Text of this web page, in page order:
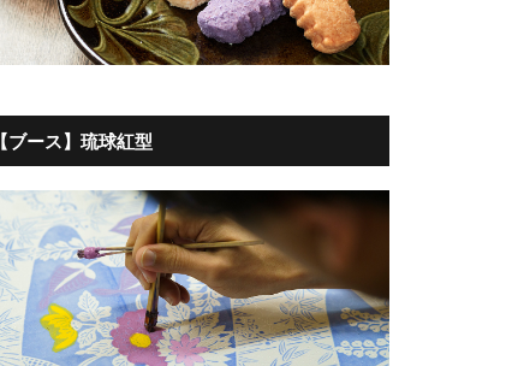
【ブース】琉球紅型